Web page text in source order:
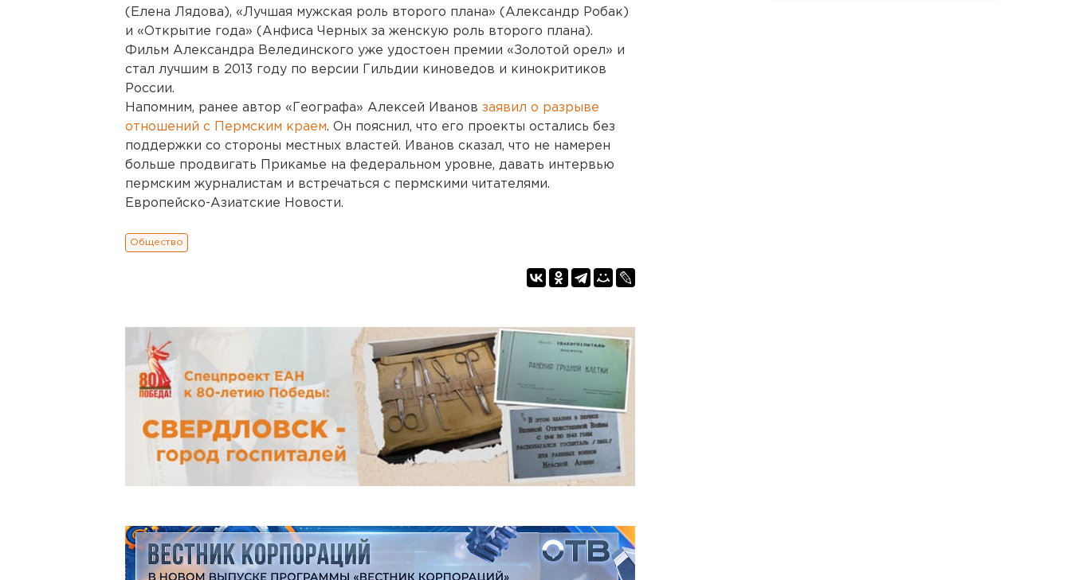
(Елена Лядова), «Лучшая мужская роль второго плана» (Александр Робак)
и «Открытие года» (Анфиса Черных за женскую роль второго плана).
Фильм Александра Велединского уже удостоен премии «Золотой орел» и
стал лучшим в 2013 году по версии Гильдии киноведов и кинокритиков
России.
Напомним, ранее автор «Географа» Алексей Иванов заявил о разрыве
отношений с Пермским краем. Он пояснил, что его проекты остались без
поддержки со стороны местных властей. Иванов сказал, что не намерен
больше продвигать Прикамье на федеральном уровне, давать интервью
пермским журналистам и встречаться с пермскими читателями.
Европейско-Азиатские Новости.
Общество